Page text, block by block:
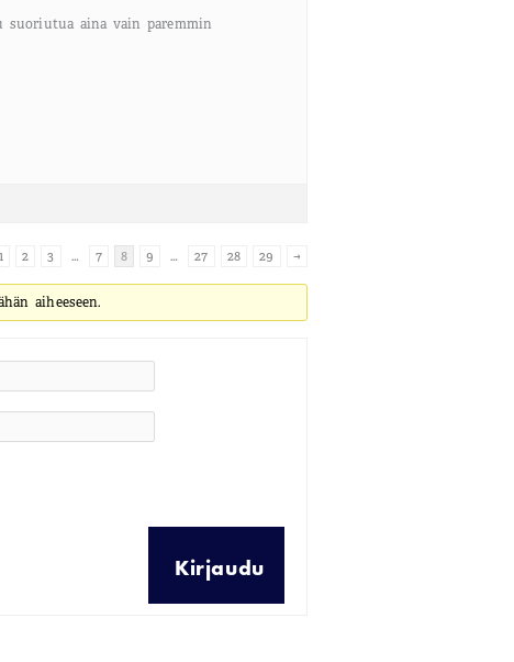
suoriutua aina vain paremmin
1 2 3 … 7 8 9 … 27 28 29 →
aiheeseen.
Kirjaudu